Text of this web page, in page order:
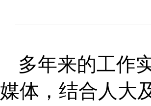
多年来的工作
媒体，结合人大